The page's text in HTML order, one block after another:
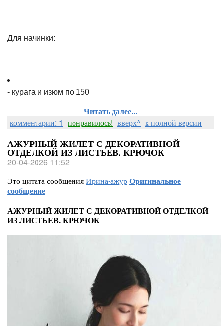
Для начинки:
- курага и изюм по 150
Читать далее...
комментарии: 1 понравилось! вверх^ к полной версии
АЖУРНЫЙ ЖИЛЕТ С ДЕКОРАТИВНОЙ
ОТДЕЛКОЙ ИЗ ЛИСТЬЕВ. КРЮЧОК
20-04-2026 11:52
Это цитата сообщенияИрина-ажурОригинальное
сообщение
АЖУРНЫЙ ЖИЛЕТ С ДЕКОРАТИВНОЙ ОТДЕЛКОЙ
ИЗ ЛИСТЬЕВ. КРЮЧОК